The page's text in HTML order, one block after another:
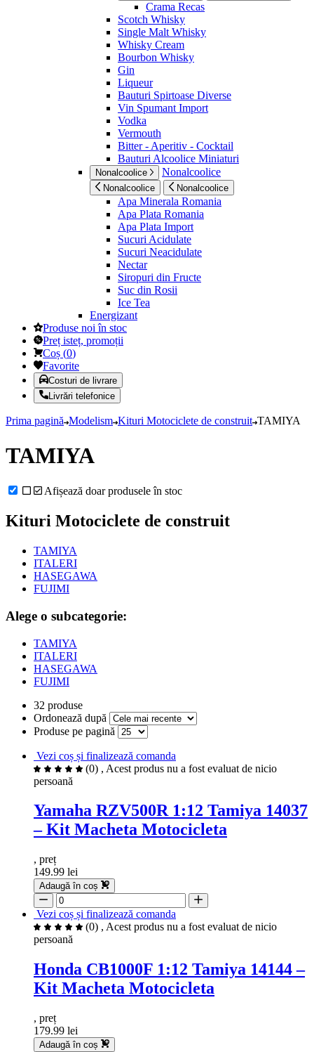
Crama Recas
Scotch Whisky
Single Malt Whisky
Whisky Cream
Bourbon Whisky
Gin
Liqueur
Bauturi Spirtoase Diverse
Vin Spumant Import
Vodka
Vermouth
Bitter - Aperitiv - Cocktail
Bauturi Alcoolice Miniaturi
Nonalcoolice Nonalcoolice
Nonalcoolice Nonalcoolice
Apa Minerala Romania
Apa Plata Romania
Apa Plata Import
Sucuri Acidulate
Sucuri Neacidulate
Nectar
Siropuri din Fructe
Suc din Rosii
Ice Tea
Energizant
Produse noi în stoc
Preț isteț, promoții
Coș (0)
Favorite
Costuri de livrare
Livrări telefonice
Prima pagină Modelism Kituri Motociclete de construit TAMIYA
TAMIYA
Afișează doar produsele în stoc
Kituri Motociclete de construit
TAMIYA
ITALERI
HASEGAWA
FUJIMI
Alege o subcategorie:
TAMIYA
ITALERI
HASEGAWA
FUJIMI
32 produse
Ordonează după
Produse pe pagină
Vezi coș și finalizează comanda
(0) , Acest produs nu a fost evaluat de nicio
persoană
Yamaha RZV500R 1:12 Tamiya 14037
– Kit Macheta Motocicleta
, preț
149.99 lei
Adaugă în coș
Vezi coș și finalizează comanda
(0) , Acest produs nu a fost evaluat de nicio
persoană
Honda CB1000F 1:12 Tamiya 14144 –
Kit Macheta Motocicleta
, preț
179.99 lei
Adaugă în coș